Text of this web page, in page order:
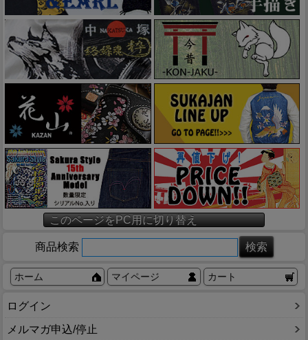
このページをPC用に切り替え
商品検索
ホーム マイページ カート
ログイン
メルマガ申込/停止